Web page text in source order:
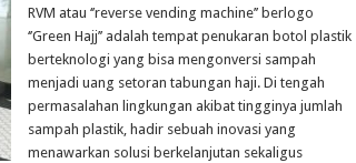
RVM atau ‘’reverse vending machine’’ berlogo
‘’Green Hajj’’ adalah tempat penukaran botol plastik
berteknologi yang bisa mengonversi sampah
menjadi uang setoran tabungan haji. Di tengah
permasalahan lingkungan akibat tingginya jumlah
sampah plastik, hadir sebuah inovasi yang
menawarkan solusi berkelanjutan sekaligus